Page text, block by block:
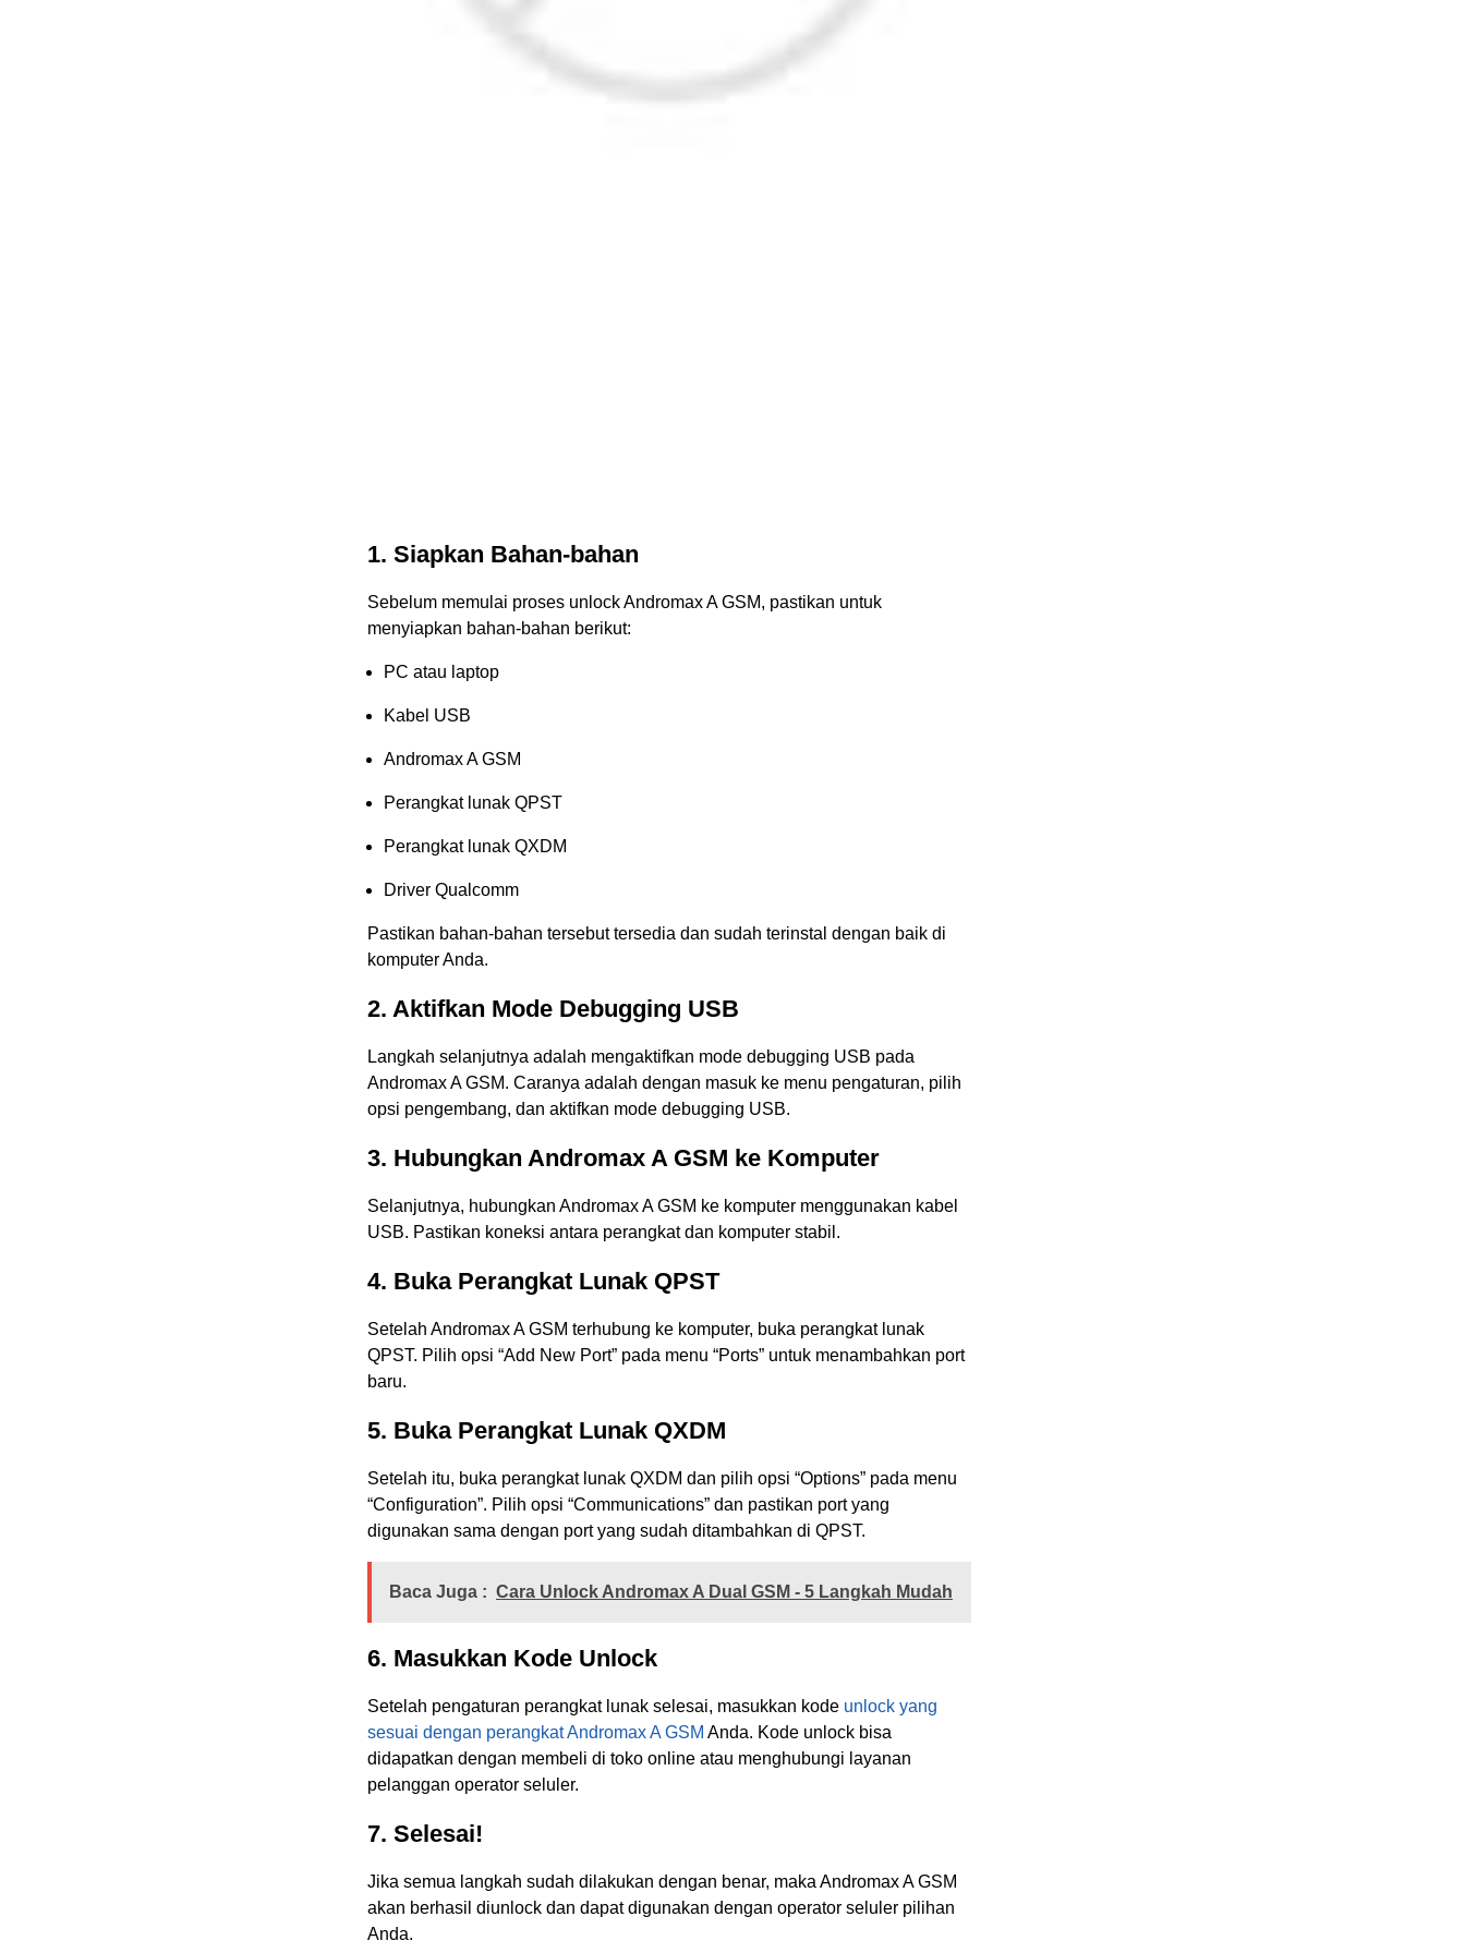
1. Siapkan Bahan-bahan
Sebelum memulai proses unlock Andromax A GSM, pastikan untuk
menyiapkan bahan-bahan berikut:
PC atau laptop
Kabel USB
Andromax A GSM
Perangkat lunak QPST
Perangkat lunak QXDM
Driver Qualcomm
Pastikan bahan-bahan tersebut tersedia dan sudah terinstal dengan baik di
komputer Anda.
2. Aktifkan Mode Debugging USB
Langkah selanjutnya adalah mengaktifkan mode debugging USB pada
Andromax A GSM. Caranya adalah dengan masuk ke menu pengaturan, pilih
opsi pengembang, dan aktifkan mode debugging USB.
3. Hubungkan Andromax A GSM ke Komputer
Selanjutnya, hubungkan Andromax A GSM ke komputer menggunakan kabel
USB. Pastikan koneksi antara perangkat dan komputer stabil.
4. Buka Perangkat Lunak QPST
Setelah Andromax A GSM terhubung ke komputer, buka perangkat lunak
QPST. Pilih opsi “Add New Port” pada menu “Ports” untuk menambahkan port
baru.
5. Buka Perangkat Lunak QXDM
Setelah itu, buka perangkat lunak QXDM dan pilih opsi “Options” pada menu
“Configuration”. Pilih opsi “Communications” dan pastikan port yang
digunakan sama dengan port yang sudah ditambahkan di QPST.
Baca Juga : Cara Unlock Andromax A Dual GSM - 5 Langkah Mudah
6. Masukkan Kode Unlock
Setelah pengaturan perangkat lunak selesai, masukkan kode unlock yang
sesuai dengan perangkat Andromax A GSM Anda. Kode unlock bisa
didapatkan dengan membeli di toko online atau menghubungi layanan
pelanggan operator seluler.
7. Selesai!
Jika semua langkah sudah dilakukan dengan benar, maka Andromax A GSM
akan berhasil diunlock dan dapat digunakan dengan operator seluler pilihan
Anda.